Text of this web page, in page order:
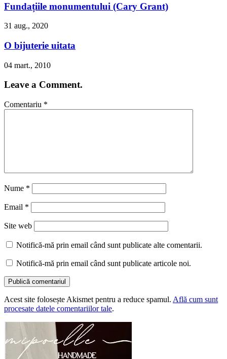
Fundațiile monumentului (Cary Grant)
31 aug., 2020
O bijuterie uitata
04 mart., 2010
Leave a Comment.
Comentariu *
Nume *
Email *
Site web
Notifică-mă prin email când sunt publicate alte comentarii.
Notifică-mă prin email când sunt publicate articole noi.
Acest site folosește Akismet pentru a reduce spamul. Află cum sunt
procesate datele comentariilor tale.